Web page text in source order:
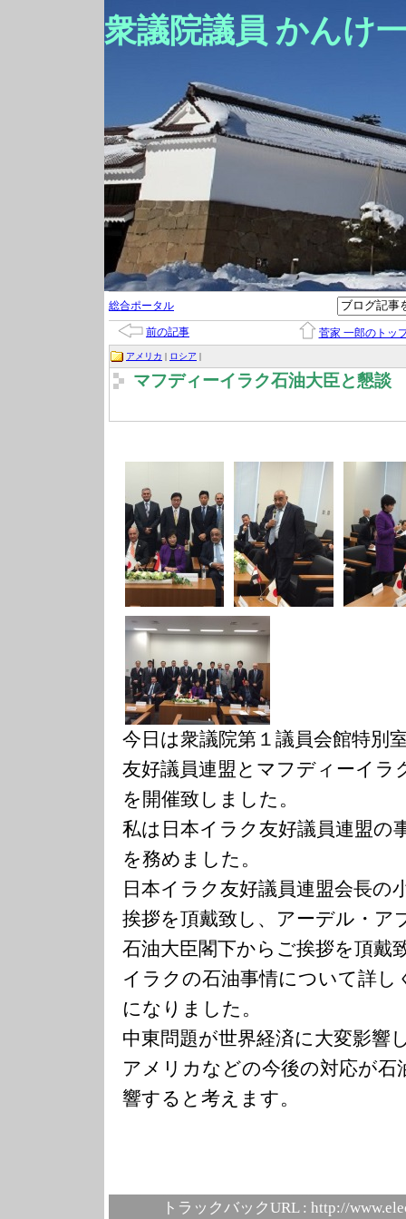
衆議院議員 かんけ
総合ポータル
前の記事 菅家 一郎のトッ
アメリカ | ロシア |
マフディーイラク石油大臣と懇談
今日は衆議院第１議員会館特別
友好議員連盟とマフディーイラ
を開催致しました。
私は日本イラク友好議員連盟の
を務めました。
日本イラク友好議員連盟会長の
挨拶を頂戴致し、アーデル・ア
石油大臣閣下からご挨拶を頂戴
イラクの石油事情について詳し
になりました。
中東問題が世界経済に大変影響
アメリカなどの今後の対応が石
響すると考えます。
トラックバックURL : http://